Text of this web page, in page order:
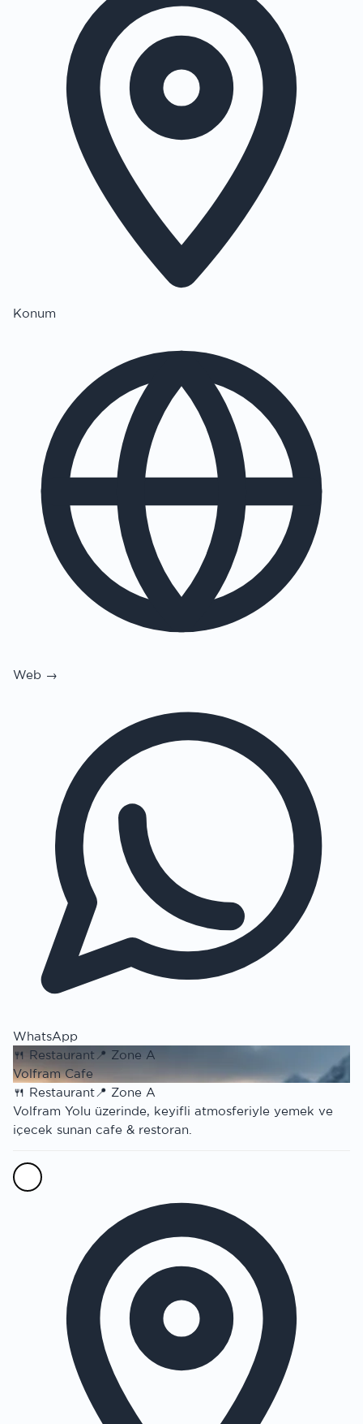
Konum
Web →
WhatsApp
🍴 Restaurant 📍 Zone A
Volfram Cafe
🍴 Restaurant📍 Zone A
Volfram Yolu üzerinde, keyifli atmosferiyle yemek ve
içecek sunan cafe & restoran.